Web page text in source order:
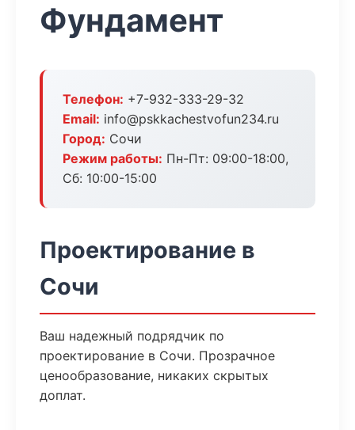
Фундамент
Телефон: +7-932-333-29-32
Email: info@pskkachestvofun234.ru
Город: Сочи
Режим работы: Пн-Пт: 09:00-18:00,
Сб: 10:00-15:00
Проектирование в
Сочи
Ваш надежный подрядчик по
проектирование в Сочи. Прозрачное
ценообразование, никаких скрытых
доплат.